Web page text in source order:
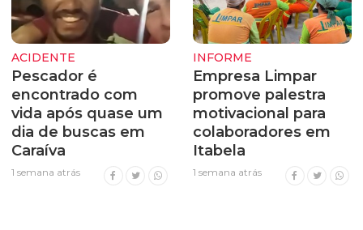
ACIDENTE
Pescador é
encontrado com
vida após quase um
dia de buscas em
Caraíva
1 semana atrás
INFORME
Empresa Limpar
promove palestra
motivacional para
colaboradores em
Itabela
1 semana atrás